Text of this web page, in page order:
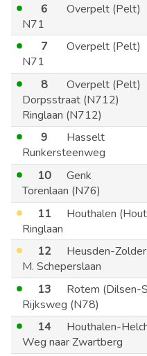
6
Overpelt (Pelt)
N71
7
Overpelt (Pelt)
N71
8
Overpelt (Pelt)
Dorpsstraat (N712)
Ringlaan (N712)
9
Hasselt
Runkersteenweg
10
Genk
Torenlaan (N76)
11
Houthalen
Ringlaan
12
Heusden-Zolder
M. Scheperslaan
13
Rotem (Dilsen-
Rijksweg (N78)
14
Houthalen-
Weg naar Zwartberg